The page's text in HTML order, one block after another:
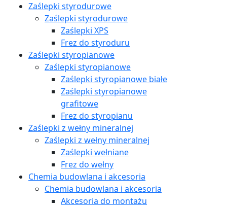
Zaślepki styrodurowe
Zaślepki styrodurowe
Zaślepki XPS
Frez do styroduru
Zaślepki styropianowe
Zaślepki styropianowe
Zaślepki styropianowe białe
Zaślepki styropianowe
grafitowe
Frez do styropianu
Zaślepki z wełny mineralnej
Zaślepki z wełny mineralnej
Zaślepki wełniane
Frez do wełny
Chemia budowlana i akcesoria
Chemia budowlana i akcesoria
Akcesoria do montażu